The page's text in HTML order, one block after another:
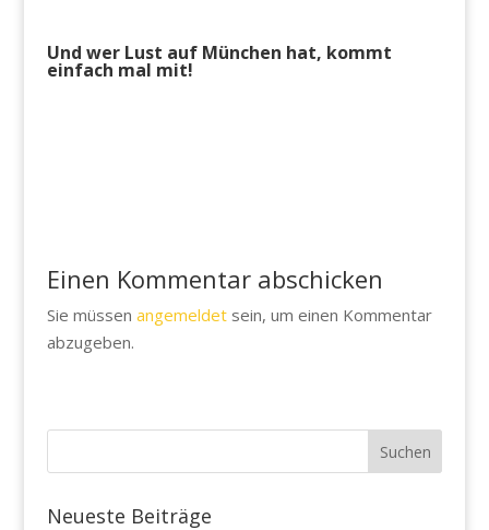
Und wer Lust auf München hat, kommt
einfach mal mit!
Einen Kommentar abschicken
Sie müssen angemeldetsein, um einen Kommentar
abzugeben.
Neueste Beiträge